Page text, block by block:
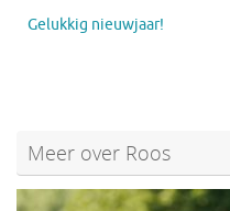
Gelukkig nieuwjaar!
Meer over Roos